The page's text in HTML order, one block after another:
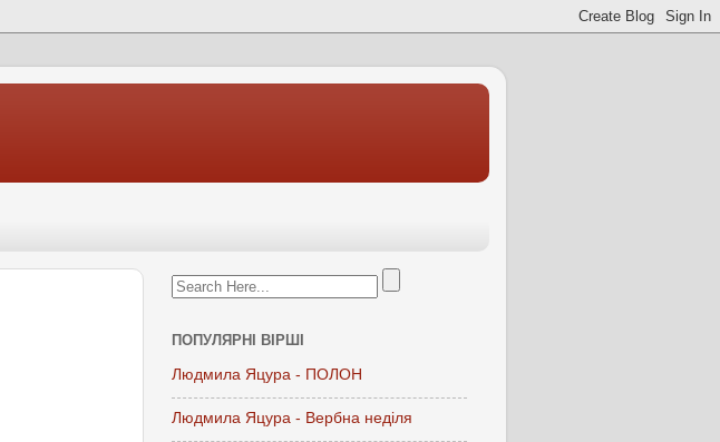
ПОПУЛЯРНІ ВІРШІ
Людмила Яцура - ПОЛОН
Людмила Яцура - Вербна неділя